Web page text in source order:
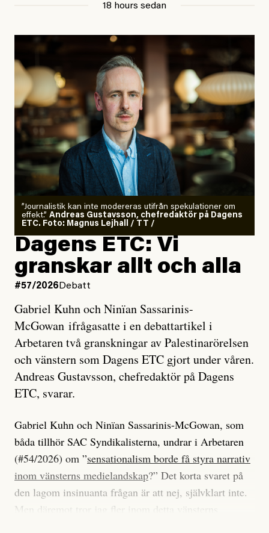
18 hours sedan
”Journalistik kan inte modereras utifrån spekulationer om
effekt.” Andreas Gustavsson, chefredaktör på Dagens
ETC. Foto: Magnus Lejhall / TT /
Dagens ETC: Vi
granskar allt och alla
#57/2026 Debatt
Gabriel Kuhn och Ninïan Sassarinis-
McGowan ifrågasatte i en debattartikel i
Arbetaren två granskningar av Palestinarörelsen
och vänstern som Dagens ETC gjort under våren.
Andreas Gustavsson, chefredaktör på Dagens
ETC, svarar.
Gabriel Kuhn och Ninïan Sassarinis-McGowan, som
båda tillhör SAC Syndikalisterna, undrar i Arbetaren
(#54/2026) om ”sensationalism borde få styra narrativ
inom vänsterns medielandskap?” Det korta svaret på
den lagom insinuanta frågan är att nej, självklart inte.
Men däremot tror jag fler inom detta vänsterns